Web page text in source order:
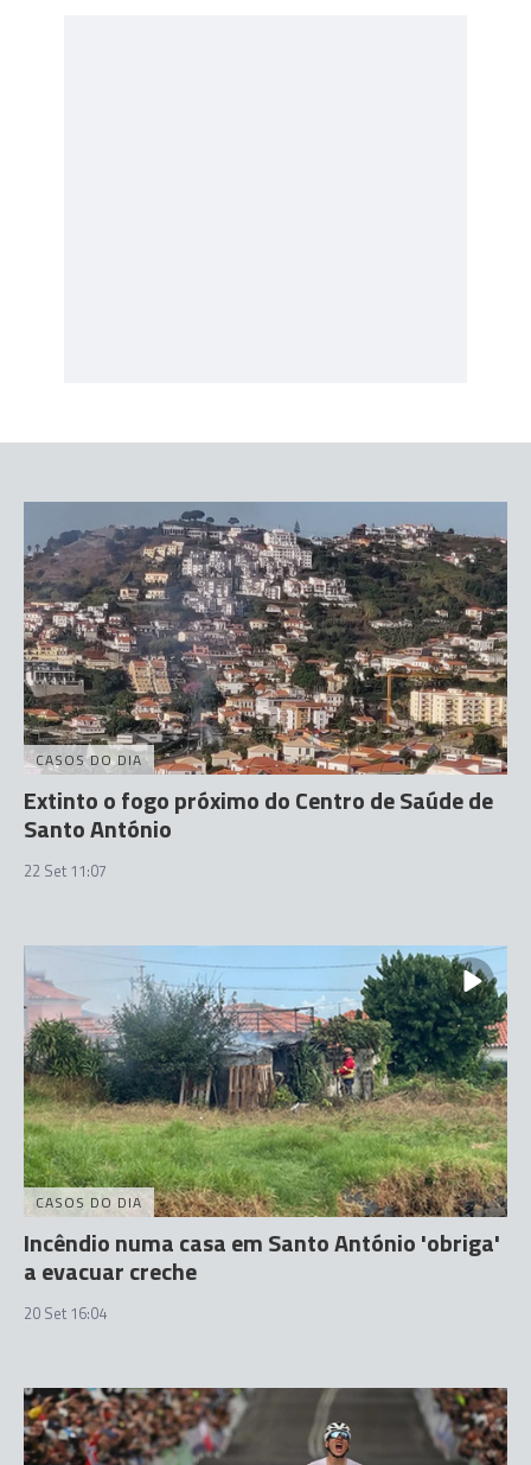
CASOS DO DIA
Extinto o fogo próximo do Centro de Saúde de
Santo António
22 Set 11:07
CASOS DO DIA
Incêndio numa casa em Santo António 'obriga'
a evacuar creche
20 Set 16:04